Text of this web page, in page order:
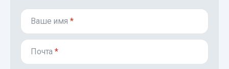
Ваше имя *
Почта*